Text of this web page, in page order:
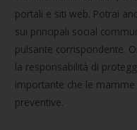
portali e siti web. Potrai
sui principali social
pulsante corrispondente.
la responsabilità di
importante che le
preventive.